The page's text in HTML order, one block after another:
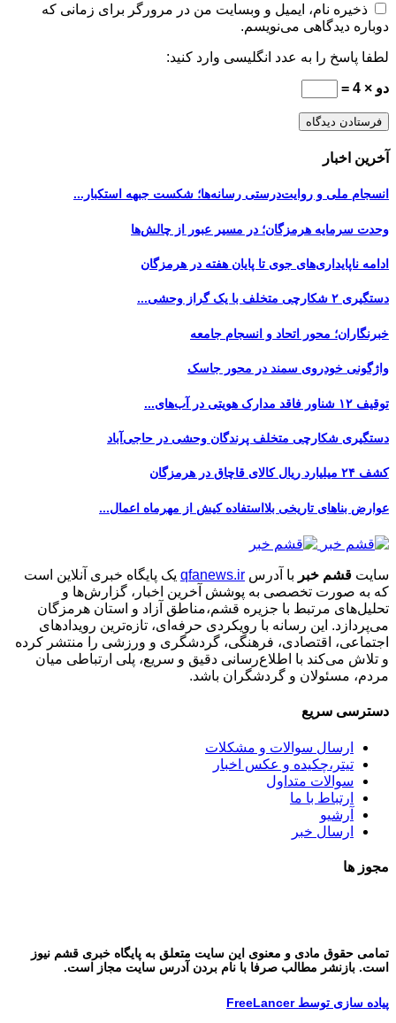
ذخیره نام، ایمیل و وبسایت من در مرورگر برای زمانی که
دوباره دیدگاهی می‌نویسم.
لطفا پاسخ را به عدد انگلیسی وارد کنید:
دو × 4 =
آخرین اخبار
انسجام ملی و روایت‌درستی رسانه‌ها؛ شکست جبهه استکبار...
وحدت سرمایه هرمزگان؛ در مسیر عبور از چالش‌ها
ادامه ناپایداری‌های جوی تا پایان هفته در هرمزگان
دستگیری ۲ شکارچی متخلف با یک گراز وحشی...
خبرنگاران؛ محور اتحاد و انسجام جامعه
واژگونی خودروی سمند در محور جاسک
توقیف ۱۲ شناور فاقد مدارک هویتی در آب‌های...
دستگیری شکارچی متخلف پرندگان وحشی در حاجی‌آباد
کشف ۲۴ میلیارد ریال کالای قاچاق در هرمزگان
عوارض بناهای تاریخی بلااستفاده کیش از مهرماه اعمال...
سایت قشم خبر با آدرس qfanews.ir یک پایگاه خبری آنلاین است
که به صورت تخصصی به پوشش آخرین اخبار، گزارش‌ها و
تحلیل‌های مرتبط با جزیره قشم،مناطق آزاد و استان هرمزگان
می‌پردازد. این رسانه با رویکردی حرفه‌ای، تازه‌ترین رویدادهای
اجتماعی، اقتصادی، فرهنگی، گردشگری و ورزشی را منتشر کرده
و تلاش می‌کند با اطلاع‌رسانی دقیق و سریع، پلی ارتباطی میان
مردم، مسئولان و گردشگران باشد.
دسترسی سریع
ارسال سوالات و مشکلات
تیتر،چکیده و عکس اخبار
سوالات متداول
ارتباط با ما
آرشیو
ارسال خبر
مجوز ها
تمامی حقوق مادی و معنوی این سایت متعلق به پایگاه خبری قشم نیوز
است. بازنشر مطالب صرفا با نام بردن آدرس سایت مجاز است.
پیاده سازی توسط FreeLancer